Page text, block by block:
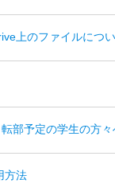
上のファイルにつ
部予定の学生の方
方法